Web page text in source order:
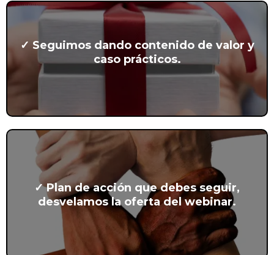
✓ Seguimos dando contenido de valor y
caso prácticos.
✓ Plan de acción que debes seguir,
desvelamos la oferta del webinar.